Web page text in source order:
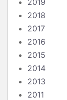
2018
2017
2016
2015
2014
2013
2011